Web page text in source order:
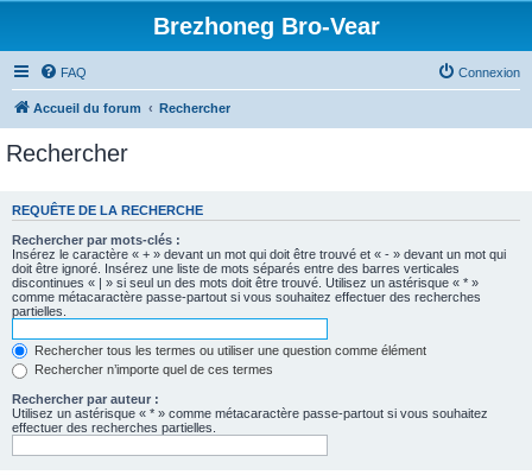
Brezhoneg Bro-Vear
FAQ Connexion
Accueil du forum Rechercher
Rechercher
REQUÊTE DE LA RECHERCHE
Rechercher par mots-clés :
Insérez le caractère « + » devant un mot qui doit être trouvé et « - » devant un mot qui
doit être ignoré. Insérez une liste de mots séparés entre des barres verticales
discontinues « | » si seul un des mots doit être trouvé. Utilisez un astérisque « * »
comme métacaractère passe-partout si vous souhaitez effectuer des recherches
partielles.
Rechercher tous les termes ou utiliser une question comme élément
Rechercher n’importe quel de ces termes
Rechercher par auteur :
Utilisez un astérisque « * » comme métacaractère passe-partout si vous souhaitez
effectuer des recherches partielles.